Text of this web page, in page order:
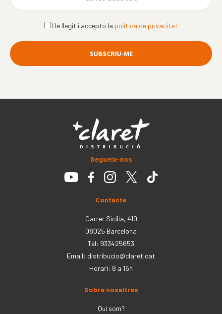
He llegit i accepto la política de privacitat
Segueix-nos
Contacte
Carrer Sicília, 410
08025 Barcelona
Tel: 933425653
Email: distribucio@claret.cat
Horari: 8 a 16h
Sobre nosaltres
Qui som?